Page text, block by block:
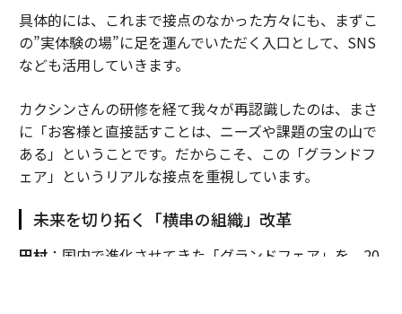
具体的には、これまで接点のなかった方々にも、まずこ
の”実体験の場”に足を運んでいただく入口として、SNS
なども活用していきます。
カクシンさんの研修を経て我々が再認識したのは、まさ
に「お客様と直接話すことは、ニーズや課題の宝の山で
ある」ということです。だからこそ、この「グランドフ
ェア」というリアルな接点を重視しています。
未来を切り拓く「横串の組織」改革
田村：国内で進化させてきた「グランドフェア」を、20